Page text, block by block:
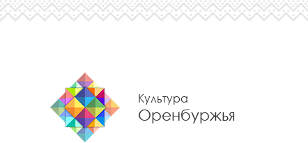
Культура
Оренбуржья